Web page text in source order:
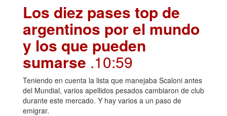
Los diez pases top de
argentinos por el mundo
y los que pueden
sumarse .10:59
Teniendo en cuenta la lista que manejaba Scaloni antes
del Mundial, varios apellidos pesados cambiaron de club
durante este mercado. Y hay varios a un paso de
emigrar.